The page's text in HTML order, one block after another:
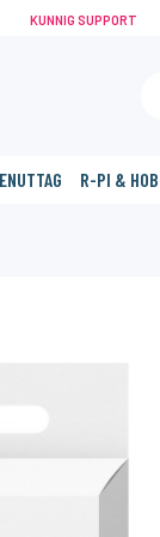
KUNNIG SUPPORT
R-PI &